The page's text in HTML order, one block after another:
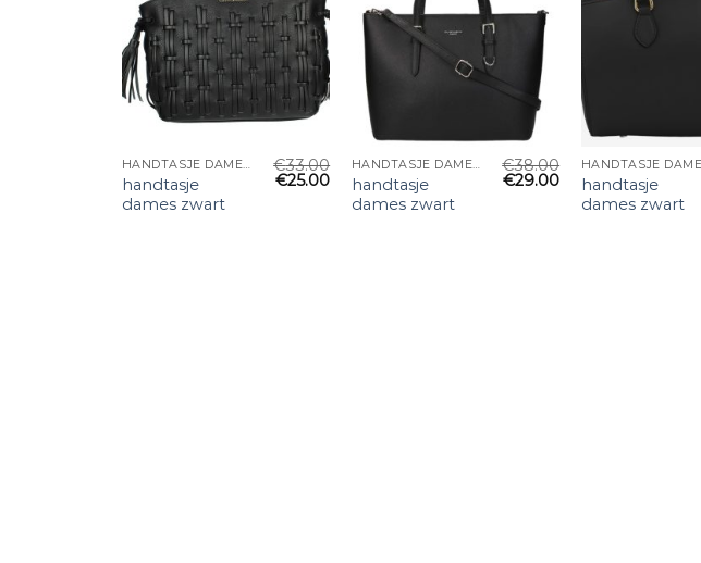
HANDTASJE DAMES ZWART
handtasje
dames zwart
€33.00
€25.00
HANDTASJE DAMES ZWART
handtasje
dames zwart
€38.00
€29.00
handtasje
dames zwart